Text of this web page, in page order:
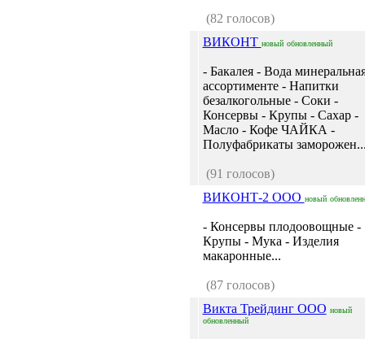
(82 голосов)
ВИКОНТ новый обновленный
- Бакалея - Вода
ассортименте - Напитки
безалкогольные - Соки -
Консервы - Крупы - Сахар -
Масло - Кофе ЧАЙКА -
Полуфабрикаты
(91 голосов)
ВИКОНТ-2 ООО новый
- Консервы плодоовощные -
Крупы - Мука - Изделия
макаронные...
(87 голосов)
Викта Трейдинг ООО новый
обновленный